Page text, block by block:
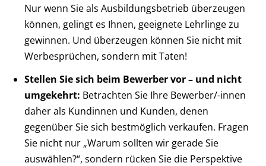
Nur wenn Sie als Ausbildungsbetrieb überzeugen
können, gelingt es Ihnen, geeignete Lehrlinge zu
gewinnen. Und überzeugen können Sie nicht mit
Werbesprüchen, sondern mit Taten!
Stellen Sie sich beim Bewerber vor – und nicht
umgekehrt: Betrachten Sie Ihre Bewerber/-innen
daher als Kundinnen und Kunden, denen
gegenüber Sie sich bestmöglich verkaufen. Fragen
Sie nicht nur „Warum sollten wir gerade Sie
auswählen?“, sondern rücken Sie die Perspektive